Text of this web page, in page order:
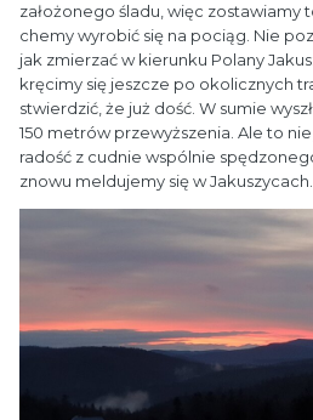
założonego śladu, więc zostawiamy
chemy wyrobić się na pociąg. Nie
jak zmierzać w kierunku Polany
kręcimy się jeszcze po okolicznych
stwierdzić, że już dość. W sumie
150 metrów przewyższenia. Ale to
radość z cudnie wspólnie
znowu meldujemy się w Jakuszycach.